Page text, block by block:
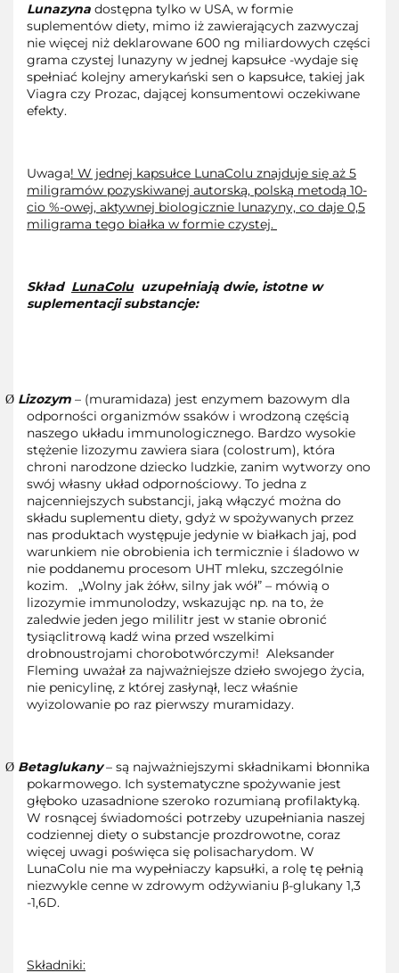
Lunazyna dostępna tylko w USA, w formie
suplementów diety, mimo iż zawierających zazwyczaj
nie więcej niż deklarowane 600 ng miliardowych części
grama czystej lunazyny w jednej kapsułce -wydaje się
spełniać kolejny amerykański sen o kapsułce, takiej jak
Viagra czy Prozac, dającej konsumentowi oczekiwane
efekty.
Uwaga! W jednej kapsułce LunaColu znajduje się aż 5
miligramów pozyskiwanej autorską, polską metodą 10-
cio %-owej, aktywnej biologicznie lunazyny, co daje 0,5
miligrama tego białka w formie czystej.
Skład LunaColu uzupełniają dwie, istotne w
suplementacji substancje:
Ø Lizozym – (muramidaza) jest enzymem bazowym dla
odporności organizmów ssaków i wrodzoną częścią
naszego układu immunologicznego. Bardzo wysokie
stężenie lizozymu zawiera siara (colostrum), która
chroni narodzone dziecko ludzkie, zanim wytworzy ono
swój własny układ odpornościowy. To jedna z
najcenniejszych substancji, jaką włączyć można do
składu suplementu diety, gdyż w spożywanych przez
nas produktach występuje jedynie w białkach jaj, pod
warunkiem nie obrobienia ich termicznie i śladowo w
nie poddanemu procesom UHT mleku, szczególnie
kozim.
„Wolny jak żółw, silny jak wół” – mówią o
lizozymie immunolodzy, wskazując np. na to, że
zaledwie jeden jego mililitr jest w stanie obronić
tysiąclitrową kadź wina przed wszelkimi
drobnoustrojami chorobotwórczymi! Aleksander
Fleming uważał za najważniejsze dzieło swojego życia,
nie penicylinę, z której zasłynął, lecz właśnie
wyizolowanie po raz pierwszy muramidazy.
Ø Betaglukany– są najważniejszymi składnikami błonnika
pokarmowego. Ich systematyczne spożywanie jest
głęboko uzasadnione szeroko rozumianą profilaktyką.
W rosnącej świadomości potrzeby uzupełniania naszej
codziennej diety o substancje prozdrowotne, coraz
więcej uwagi poświęca się polisacharydom. W
LunaColu nie ma wypełniaczy kapsułki, a rolę tę pełnią
niezwykle cenne w zdrowym odżywianiu β-glukany 1,3
-1,6D.
Składniki: